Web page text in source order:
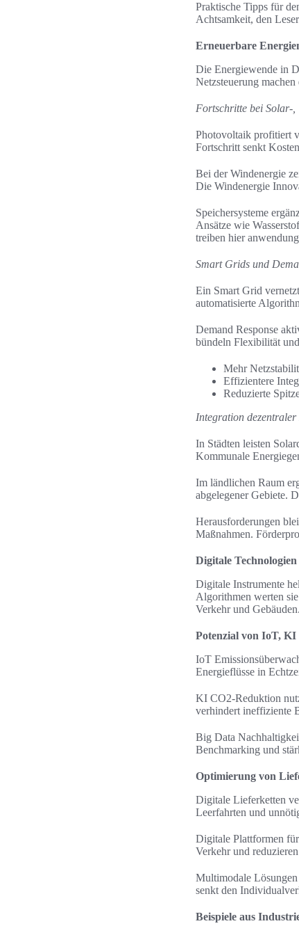
Praktische Tipps für
Achtsamkeit, den
Erneuerbare
Die Energiewende in
Netzsteuerung
Fortschritte bei Solar-,
Photovoltaik profitiert
Fortschritt senkt
Bei der Windenergie
Die Windenergie
Speichersysteme
Ansätze wie
treiben hier
Smart Grids und
Ein Smart Grid
automatisierte
Demand Response
bündeln Flexibilität
Mehr
Effizientere
Reduzierte
Integration
In Städten leisten
Kommunale
Im ländlichen Raum
abgelegener Gebiete.
Herausforderungen
Maßnahmen.
Digitale
Digitale Instrumente
Algorithmen werten
Verkehr und Gebäuden.
Potenzial von IoT,
IoT
Energieflüsse in
KI CO2-Reduktion
verhindert ineffiziente
Big Data
Benchmarking und
Optimierung von
Digitale Lieferketten
Leerfahrten und
Digitale Plattformen
Verkehr und
Multimodale
senkt den
Beispiele aus